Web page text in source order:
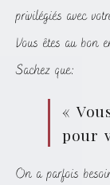
privilégiés avec
Vous êtes au bon
Sachez que:
«
pour
On a parfois